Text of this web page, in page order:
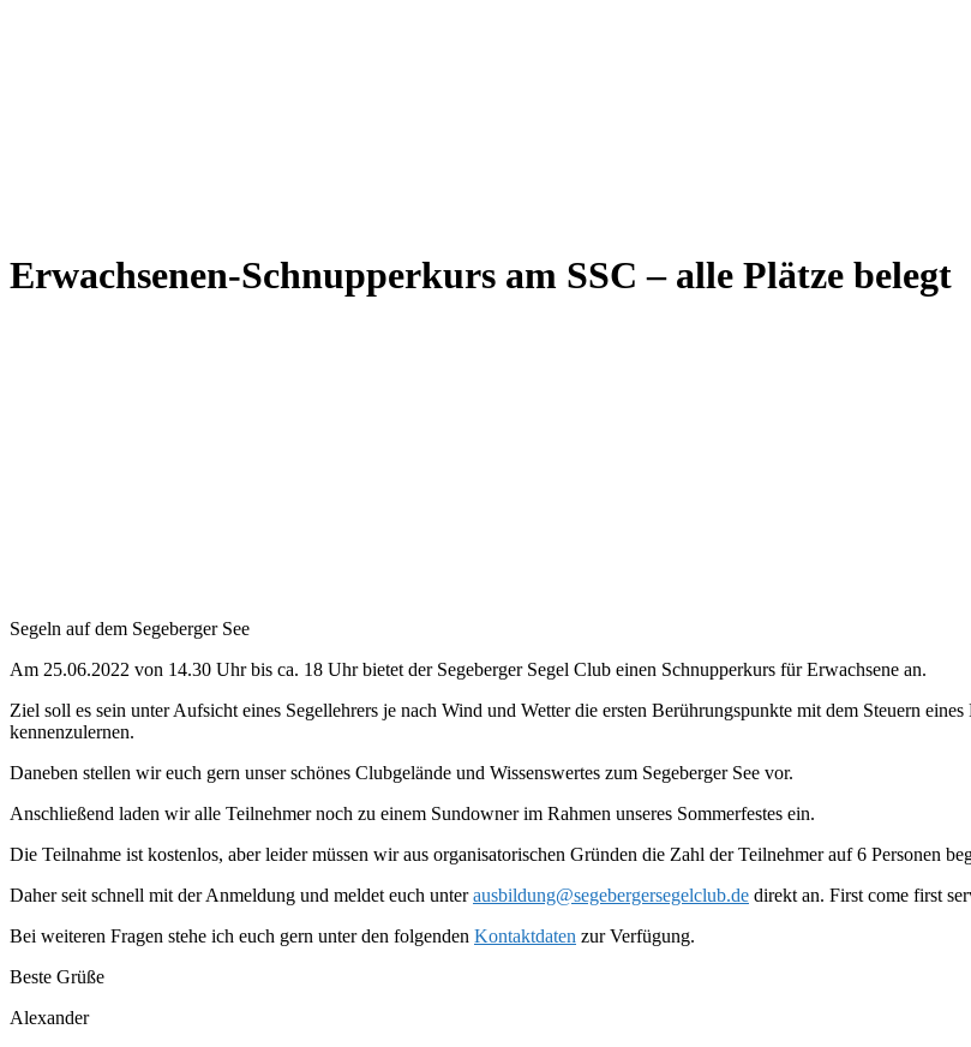
Erwachsenen-Schnupperkurs am SSC – alle Plätze belegt
Segeln auf dem Segeberger See
Am 25.06.2022 von 14.30 Uhr bis ca. 18 Uhr bietet der Segeberger Segel Club einen Schnupperkurs für Erwachsene an.
Ziel soll es sein unter Aufsicht eines Segellehrers je nach Wind und Wetter die ersten Berührungspunkte mit dem Steuern
kennenzulernen.
Daneben stellen wir euch gern unser schönes Clubgelände und Wissenswertes zum Segeberger See vor.
Anschließend laden wir alle Teilnehmer noch zu einem Sundowner im Rahmen unseres Sommerfestes ein.
Die Teilnahme ist kostenlos, aber leider müssen wir aus organisatorischen Gründen die Zahl der Teilnehmer auf 6 Personen
Daher seit schnell mit der Anmeldung und meldet euch unterausbildung@segebergersegelclub.de direkt an. First come first
Bei weiteren Fragen stehe ich euch gern unter den folgenden Kontaktdaten zur Verfügung.
Beste Grüße
Alexander